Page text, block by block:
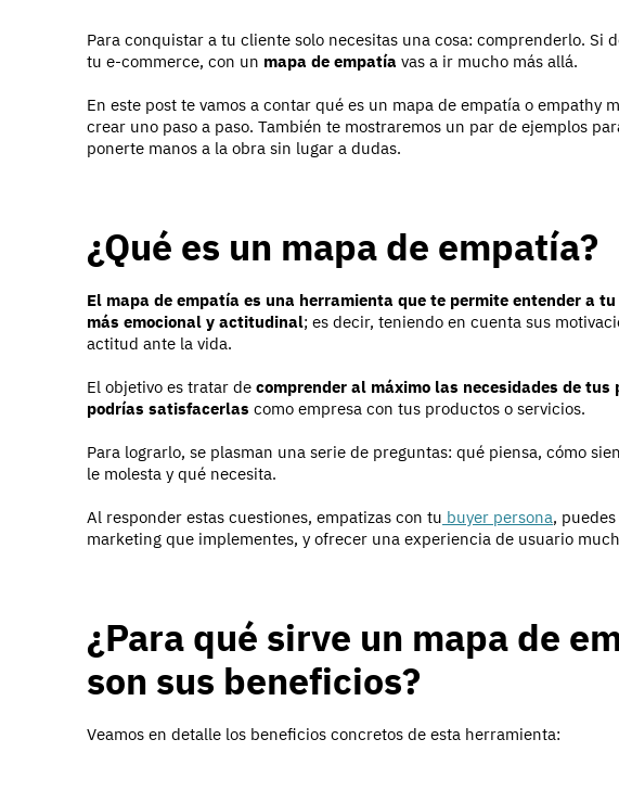
Para conquistar a tu cliente solo necesitas una cosa: comprenderlo. Si
tu e-commerce, con un mapa de empatía vas a ir mucho más allá.
En este post te vamos a contar qué es un mapa de empatía o empathy
crear uno paso a paso. También te mostraremos un par de ejemplos
ponerte manos a la obra sin lugar a dudas.
¿Qué es un mapa de empatía?
El mapa de empatía es una herramienta que te permite entender a
más emocional y actitudinal; es decir, teniendo en cuenta sus
actitud ante la vida.
El objetivo es tratar de comprender al máximo las necesidades de
podrías satisfacerlas como empresa con tus productos o servicios.
Para lograrlo, se plasman una serie de preguntas: qué piensa, cómo
le molesta y qué necesita.
Al responder estas cuestiones, empatizas con tu buyer persona,
marketing que implementes, y ofrecer una experiencia de usuario
¿Para qué sirve un mapa de
son sus beneficios?
Veamos en detalle los beneficios concretos de esta herramienta: